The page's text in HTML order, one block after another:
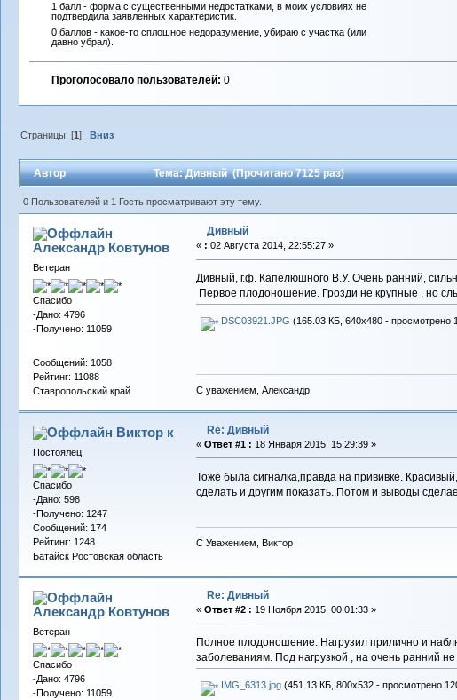
1 балл - форма с существенными недостатками, в моих условиях не
подтвердила заявленных характеристик.
0 баллов - какое-то сплошное недоразумение, убираю с участка (или
давно убрал).
Проголосовало пользователей: 0
Страницы: [1]Вниз
Автор Тема: Дивный (Прочитано 7125 раз)
0 Пользователей и 1 Гость просматривают эту тему.
Александр Ковтунов
Ветеран
Спасибо
-Дано: 4796
-Получено: 11059
Сообщений: 1058
Рейтинг: 11088
Ставропольский край
Дивный
« : 02 Августа 2014, 22:55:27 »
Дивный, г.ф. Капелюшного В.У. Очень ранний,
Первое плодоношение. Грозди не крупные , но
DSC03921.JPG (165.03 КБ, 640x480 - просмотрено
С уважением, Александр.
Виктор к
Постоялец
Спасибо
-Дано: 598
-Получено: 1247
Сообщений: 174
Рейтинг: 1248
Батайск Ростовская область
Re: Дивный
« Ответ #1 : 18 Января 2015, 15:29:39 »
Тоже была сигналка,правда на прививке.
сделать и другим показать..Потом и выводы
С Уважением, Виктор
Александр Ковтунов
Ветеран
Спасибо
-Дано: 4796
-Получено: 11059
Re: Дивный
« Ответ #2 : 19 Ноября 2015, 00:01:33 »
Полное плодоношение. Нагрузил прилично и
заболеваниям. Под нагрузкой , на очень ранний
IMG_6313.jpg(451.13 КБ, 800x532 - просмотрено